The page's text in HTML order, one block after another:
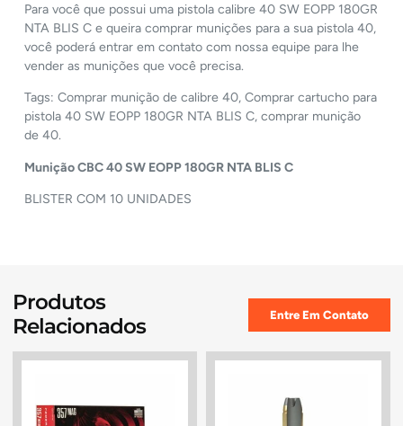
Para você que possui uma pistola calibre 40 SW EOPP 180GR
NTA BLIS C e queira comprar munições para a sua pistola 40,
você poderá entrar em contato com nossa equipe para lhe
vender as munições que você precisa.
Tags: Comprar munição de calibre 40, Comprar cartucho para
pistola 40 SW EOPP 180GR NTA BLIS C, comprar munição
de 40.
Munição CBC 40 SW EOPP 180GR NTA BLIS C
BLISTER COM 10 UNIDADES
Produtos
Relacionados
Entre Em Contato